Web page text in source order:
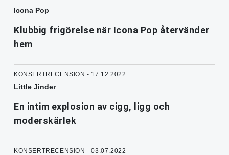
Icona Pop
Klubbig frigörelse när Icona Pop återvänder
hem
KONSERTRECENSION - 17.12.2022
Little Jinder
En intim explosion av cigg, ligg och
moderskärlek
KONSERTRECENSION - 03.07.2022